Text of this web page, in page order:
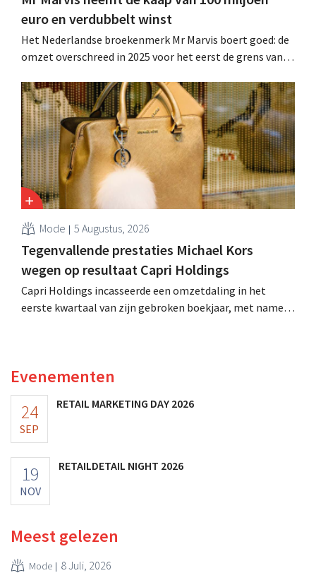
euro en verdubbelt winst
Het Nederlandse broekenmerk Mr Marvis boert goed: de
omzet overschreed in 2025 voor het eerst de grens van
marketinginvesteringen blijken te lonen.
Mode 5 Augustus, 2026
Tegenvallende prestaties Michael Kors
wegen op resultaat Capri Holdings
Capri Holdings incasseerde een omzetdaling in het
eerste kwartaal van zijn gebroken boekjaar, met name
Evenementen
24
SEP
RETAIL MARKETING DAY 2026
19
NOV
RETAILDETAIL NIGHT 2026
Meest gelezen
Mode 8 Juli, 2026